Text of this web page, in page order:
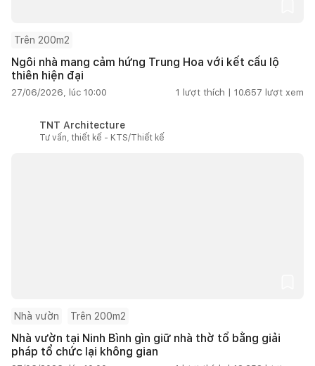
Trên 200m2
Ngôi nhà mang cảm hứng Trung Hoa với kết cấu lộ
thiên hiện đại
27/06/2026, lúc 10:00 1 lượt thích | 10.657 lượt xem
TNT Architecture
Tư vấn, thiết kế - KTS/Thiết kế
Nhà vườn Trên 200m2
Nhà vườn tại Ninh Bình gìn giữ nhà thờ tổ bằng giải
pháp tổ chức lại không gian